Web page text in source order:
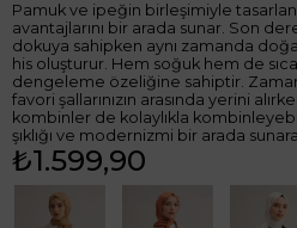
Pamuk ve ipeğin birleşimiyle
avantajlarını bir arada sunar. Son
dokuya sahipken aynı zamanda
his oluşturur. Hem soğuk hem de
dengeleme özeliğine sahiptir.
favori şallarınızın arasında yerini
kombinler de kolaylıkla
şıklığı ve modernizmi bir arada
₺1.599,90